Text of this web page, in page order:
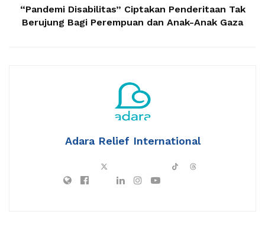
“Pandemi Disabilitas” Ciptakan Penderitaan Tak
Berujung Bagi Perempuan dan Anak-Anak Gaza
Adara Relief International